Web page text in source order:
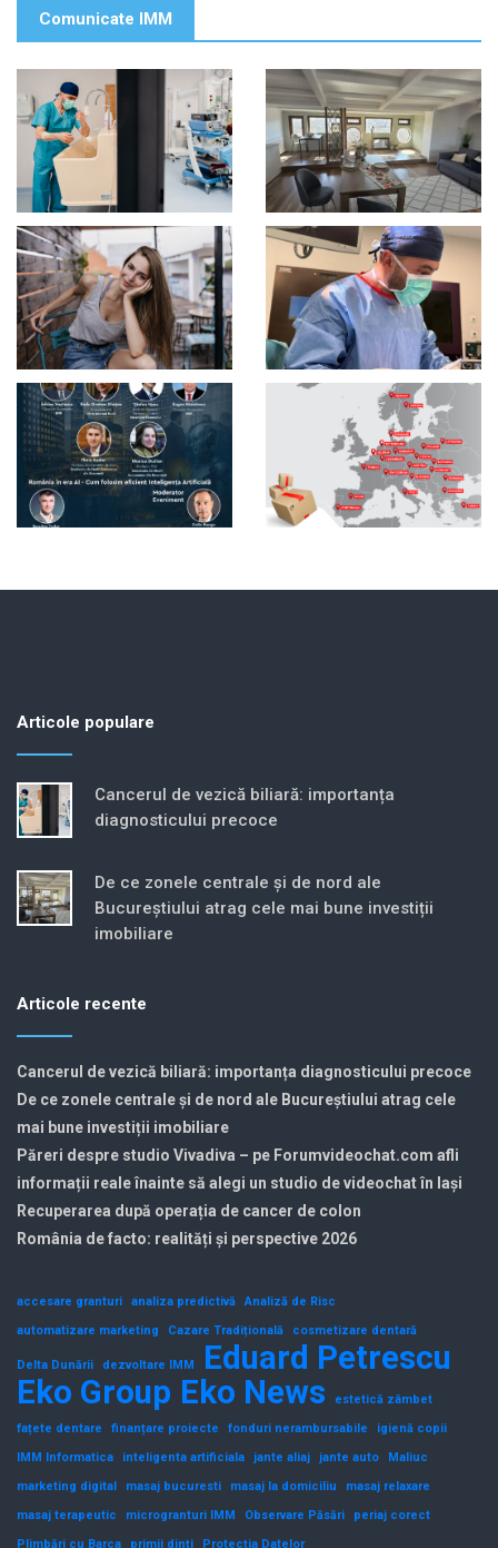
Comunicate IMM
Articole populare
Cancerul de vezică biliară: importanța
diagnosticului precoce
De ce zonele centrale și de nord ale
Bucureștiului atrag cele mai bune investiții
imobiliare
Articole recente
Cancerul de vezică biliară: importanța diagnosticului precoce
De ce zonele centrale și de nord ale Bucureștiului atrag cele
mai bune investiții imobiliare
Păreri despre studio Vivadiva – pe Forumvideochat.com afli
informații reale înainte să alegi un studio de videochat în Iași
Recuperarea după operația de cancer de colon
România de facto: realități și perspective 2026
accesare granturi analiza predictivă
Analiză de Risc
automatizare marketing
Cazare Tradițională cosmetizare dentară
Delta Dunării dezvoltare IMM
Eduard Petrescu
Eko Group Eko News
estetică zâmbet
fațete dentare
finanțare proiecte fonduri nerambursabile
igienă copii
IMM Informatica
inteligenta artificiala jante aliaj jante auto
Maliuc
marketing digital
masaj bucuresti masaj la domiciliu
masaj relaxare
masaj terapeutic
microgranturi IMM Observare Păsări
periaj corect
Plimbări cu Barca
primii dinți Protecția Datelor